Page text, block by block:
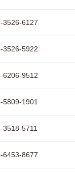
3526-6127
3526-5922
6206-9512
5809-1901
3518-5711
6453-8677